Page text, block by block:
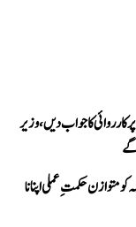
کارروائی کا جواب دیں، وزیر
متوازن حکمتِ عملی اپنانا